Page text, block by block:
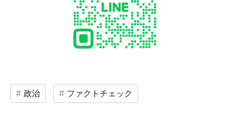
政治 ファクトチェック